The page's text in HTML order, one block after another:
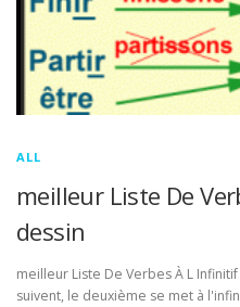
ALL
meilleur Liste De
dessin
meilleur Liste De Verbes À L
suivent, le deuxième se met à